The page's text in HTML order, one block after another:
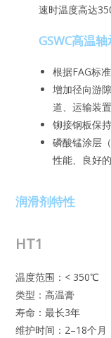
速时温度高达
GSWC高温
根据FAG标
增加径向游
道、运输装
铆接钢板保
磷酸锰涂层
性能、良好
润滑剂特性
HT1
温度范围：< 350℃
类型：高温膏
寿命：最长3年
维护时间：2–18个月